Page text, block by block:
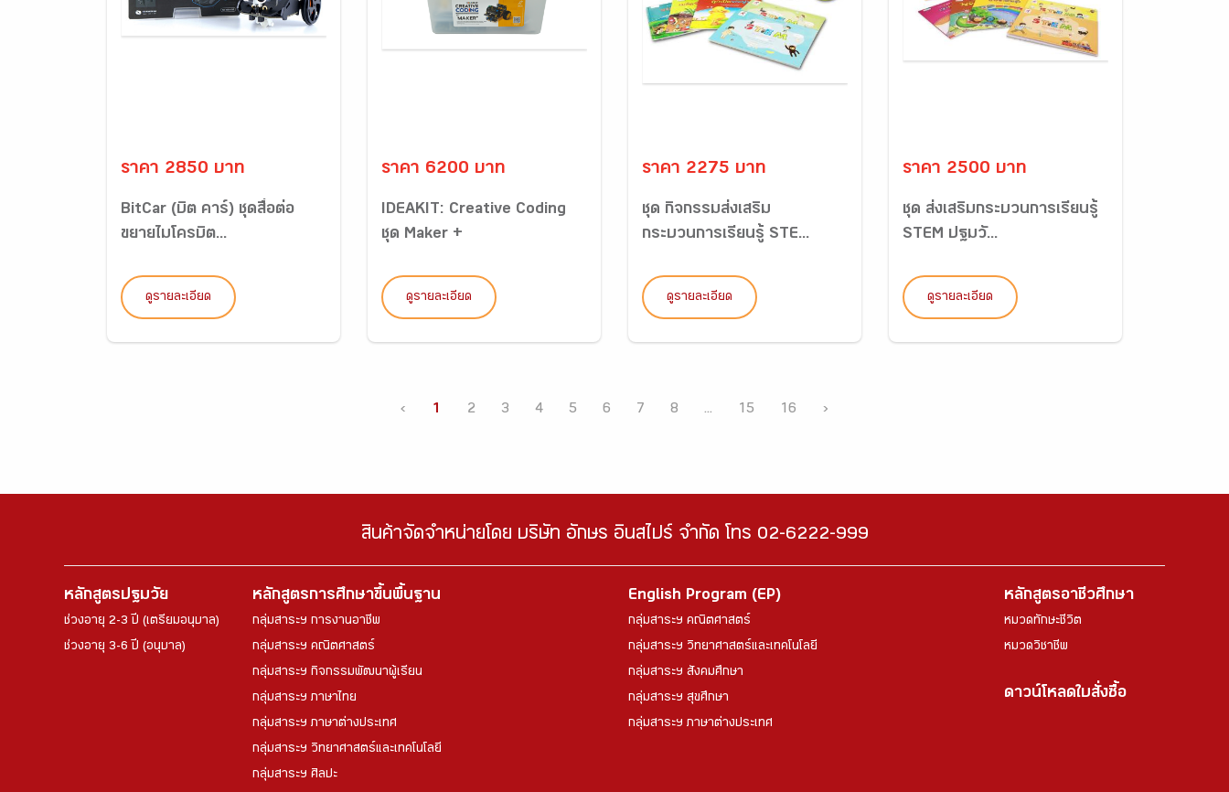
ราคา 2850 บาท
BitCar (บิต คาร์) ชุดสื่อต่อ
ขยายไมโครบิต...
ดูรายละเอียด
ราคา 6200 บาท
IDEAKIT: Creative Coding
ชุด Maker +
ดูรายละเอียด
ราคา 2275 บาท
ชุด กิจกรรมส่งเสริม
กระบวนการเรียนรู้ STE...
ดูรายละเอียด
ราคา 2500 บาท
ชุด ส่งเสริมกระบวนการเรียนรู้
STEM ปฐมวั...
ดูรายละเอียด
‹ 1 2 3 4 5 6 7 8 ... 15 16 ›
สินค้าจัดจำหน่ายโดย บริษัท อักษร อินสไปร์ จำกัด โทร 02-6222-999
หลักสูตรปฐมวัย
ช่วงอายุ 2-3 ปี (เตรียมอนุบาล)
ช่วงอายุ 3-6 ปี (อนุบาล)
หลักสูตรการศึกษาขึ้นพื้นฐาน
กลุ่มสาระฯ การงานอาชีพ
กลุ่มสาระฯ คณิตศาสตร์
กลุ่มสาระฯ กิจกรรมพัฒนาผู้เรียน
กลุ่มสาระฯ ภาษาไทย
กลุ่มสาระฯ ภาษาต่างประเทศ
กลุ่มสาระฯ วิทยาศาสตร์และเทคโนโลยี
กลุ่มสาระฯ ศิลปะ
English Program (EP)
กลุ่มสาระฯ คณิตศาสตร์
กลุ่มสาระฯ วิทยาศาสตร์และเทคโนโลยี
กลุ่มสาระฯ สังคมศึกษา
กลุ่มสาระฯ สุขศึกษา
กลุ่มสาระฯ ภาษาต่างประเทศ
หลักสูตรอาชีวศึกษา
หมวดทักษะชีวิต
หมวดวิชาชีพ
ดาวน์โหลดใบสั่งซื้อ